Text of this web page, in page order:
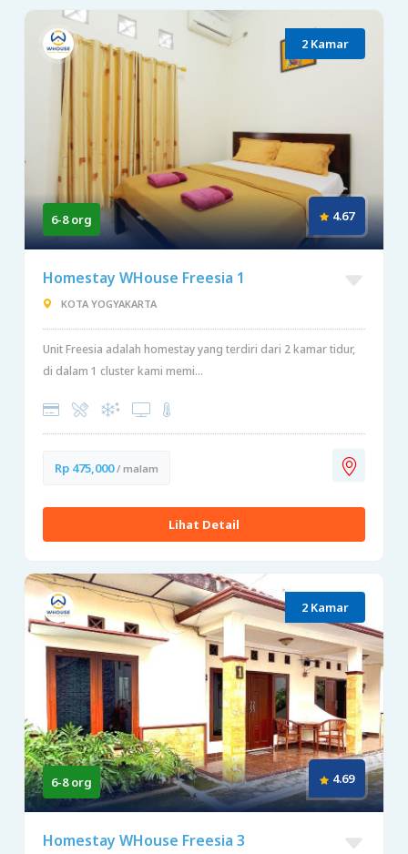
2 Kamar
6-8 org 4.67
Homestay WHouse Freesia 1
KOTA YOGYAKARTA
Unit Freesia adalah homestay yang terdiri dari 2 kamar tidur,
di dalam 1 cluster kami memi...
Rp 475,000/ malam
Lihat Detail
2 Kamar
6-8 org 4.69
Homestay WHouse Freesia 3